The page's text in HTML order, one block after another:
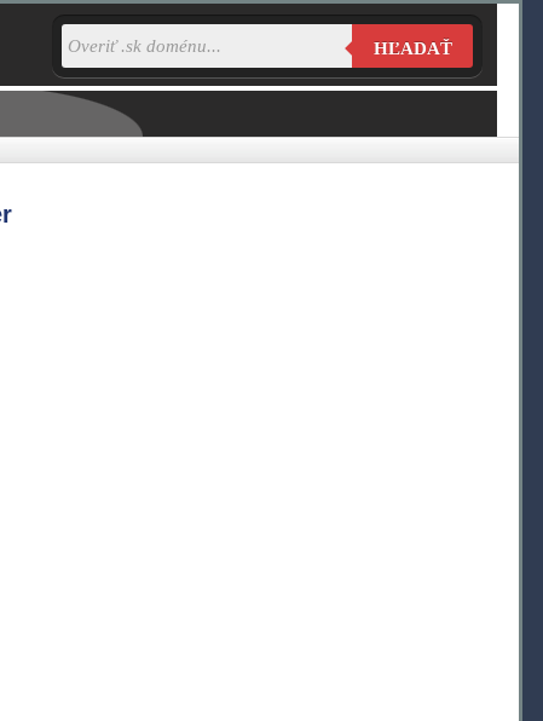
HĽADAŤ